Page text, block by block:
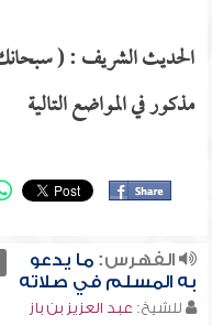
الحديث الشريف : ( سبحانك
مذكور في المواضع التالية
الفهرس:ما يدعو
به المسلم في صلاته
للشيخ: عبد العزيز بن باز